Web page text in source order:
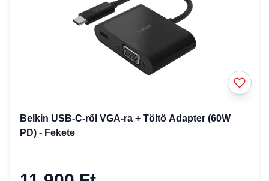
Belkin USB-C-ről VGA-ra + Töltő Adapter (60W
PD) - Fekete